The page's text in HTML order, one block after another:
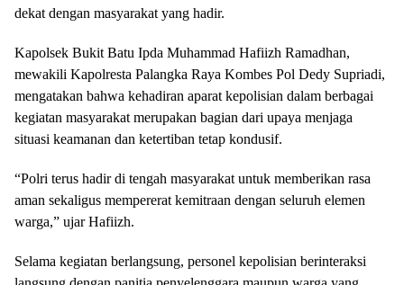
dekat dengan masyarakat yang hadir.
Kapolsek Bukit Batu Ipda Muhammad Hafiizh Ramadhan,
mewakili Kapolresta Palangka Raya Kombes Pol Dedy Supriadi,
mengatakan bahwa kehadiran aparat kepolisian dalam berbagai
kegiatan masyarakat merupakan bagian dari upaya menjaga
situasi keamanan dan ketertiban tetap kondusif.
“Polri terus hadir di tengah masyarakat untuk memberikan rasa
aman sekaligus mempererat kemitraan dengan seluruh elemen
warga,” ujar Hafiizh.
Selama kegiatan berlangsung, personel kepolisian berinteraksi